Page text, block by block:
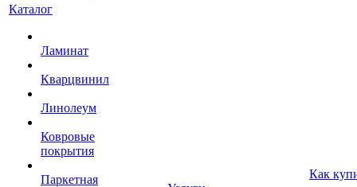
Каталог
Ламинат
Кварцвинил
Линолеум
Ковровые
покрытия
Паркетная
Как